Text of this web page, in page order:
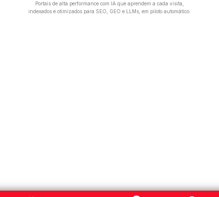
Portais de alta performance com IA que aprendem a cada visita,
indexados e otimizados para SEO, GEO e LLMs, em piloto automático.